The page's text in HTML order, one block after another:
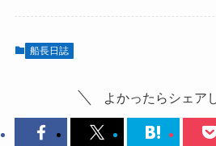
船長日誌
よかったらシェア